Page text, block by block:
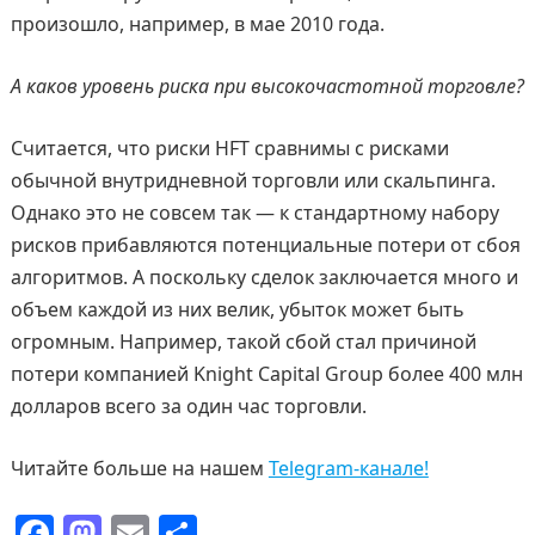
произошло, например, в мае 2010 года.
А каков уровень риска при высокочастотной торговле?
Считается, что риски HFT сравнимы с рисками
обычной внутридневной торговли или скальпинга.
Однако это не совсем так — к стандартному набору
рисков прибавляются потенциальные потери от сбоя
алгоритмов. А поскольку сделок заключается много и
объем каждой из них велик, убыток может быть
огромным. Например, такой сбой стал причиной
потери компанией Knight Capital Group более 400 млн
долларов всего за один час торговли.
Читайте больше на нашем Telegram-канале!